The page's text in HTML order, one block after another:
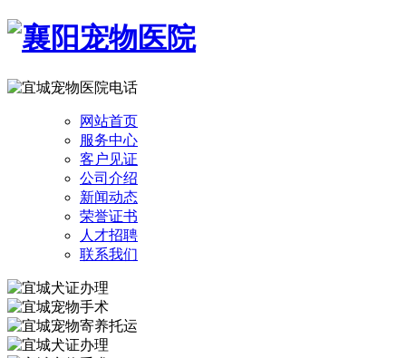
网站首页
服务中心
客户见证
公司介绍
新闻动态
荣誉证书
人才招聘
联系我们